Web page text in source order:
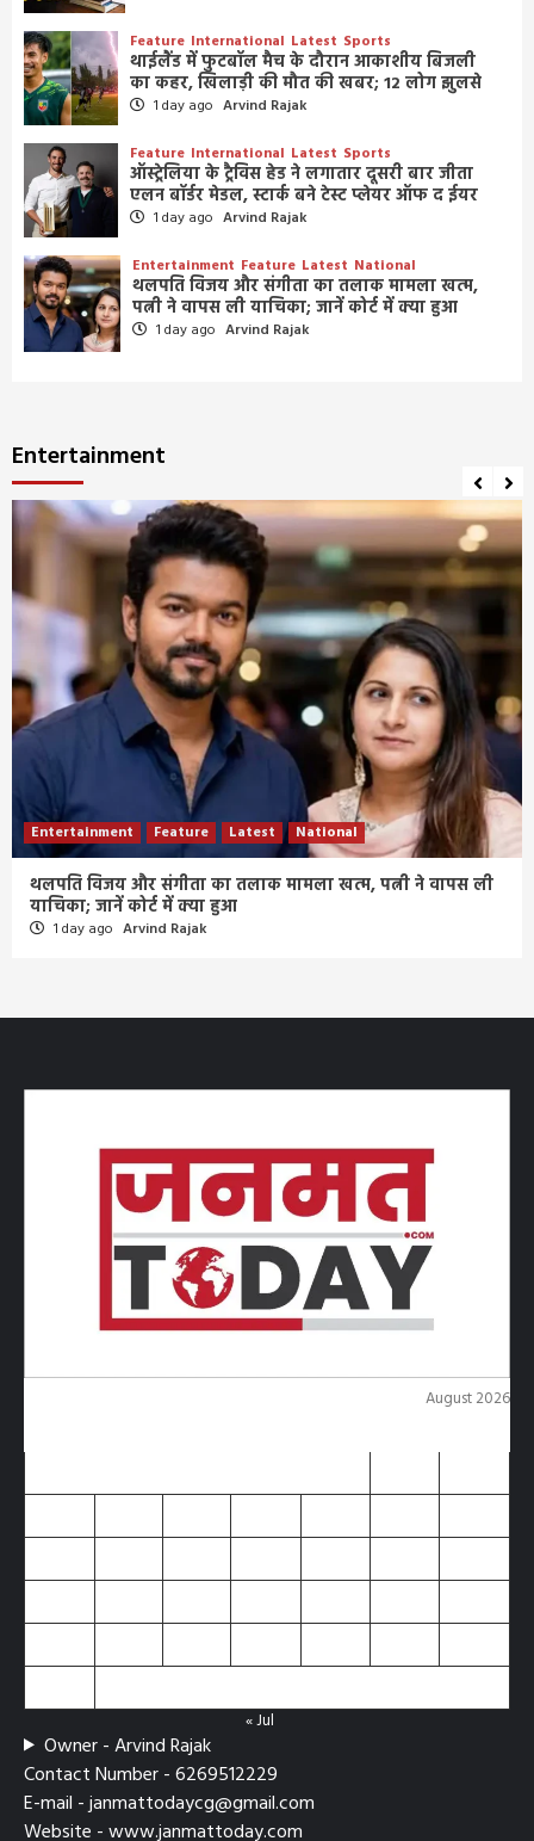
Feature International Latest Sports
थाईलैंड में फुटबॉल मैच के दौरान आकाशीय बिजली
का कहर, खिलाड़ी की मौत की खबर; 12 लोग झुलसे
1 day ago Arvind Rajak
Feature International Latest Sports
ऑस्ट्रेलिया के ट्रैविस हेड ने लगातार दूसरी बार जीता
एलन बॉर्डर मेडल, स्टार्क बने टेस्ट प्लेयर ऑफ द ईयर
1 day ago Arvind Rajak
Entertainment Feature Latest National
थलपति विजय और संगीता का तलाक मामला खत्म,
पत्नी ने वापस ली याचिका; जानें कोर्ट में क्या हुआ
1 day ago Arvind Rajak
Entertainment
Entertainment Feature Latest National
थलपति विजय और संगीता का तलाक मामला खत्म, पत्नी ने वापस ली
याचिका; जानें कोर्ट में क्या हुआ
1 day ago Arvind Rajak
August 2026
« Jul
Owner - Arvind Rajak
Contact Number - 6269512229
E-mail - janmattodaycg@gmail.com
Website - www.janmattoday.com